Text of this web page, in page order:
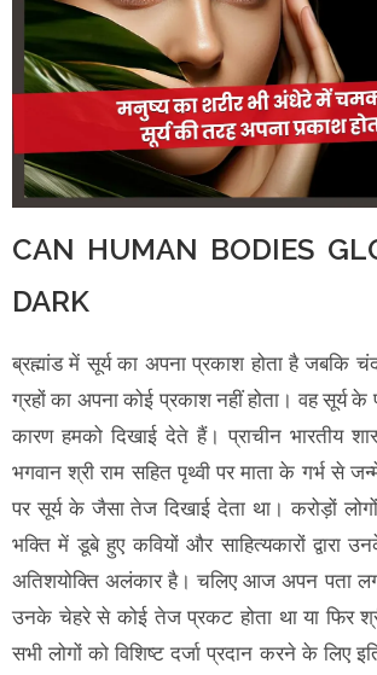
CAN HUMAN BODIES
DARK
ब्रह्मांड में सूर्य का अपना प्रकाश होता है जबकि
ग्रहों का अपना कोई प्रकाश नहीं होता। वह सूर्य
कारण हमको दिखाई देते हैं। प्राचीन भारतीय
भगवान श्री राम सहित पृथ्वी पर माता के गर्भ से
पर सूर्य के जैसा तेज दिखाई देता था। करोड़ों
भक्ति में डूबे हुए कवियों और साहित्यकारों द्वारा
अतिशयोक्ति अलंकार है। चलिए आज अपन पता
उनके चेहरे से कोई तेज प्रकट होता था या फिर
सभी लोगों को विशिष्ट दर्जा प्रदान करने के लिए